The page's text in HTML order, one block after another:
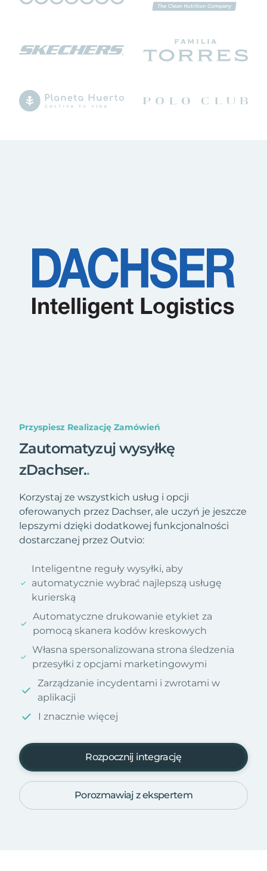
Przyspiesz Realizację Zamówień
Zautomatyzuj wysyłkę
zDachser..
Korzystaj ze wszystkich usług i opcji
oferowanych przez Dachser, ale uczyń je jeszcze
lepszymi dzięki dodatkowej funkcjonalności
dostarczanej przez Outvio:
Inteligentne reguły wysyłki, aby
automatycznie wybrać najlepszą usługę
kurierską
Automatyczne drukowanie etykiet za
pomocą skanera kodów kreskowych
Własna spersonalizowana strona śledzenia
przesyłki z opcjami marketingowymi
Zarządzanie incydentami i zwrotami w
aplikacji
I znacznie więcej
Rozpocznij integrację
Porozmawiaj z ekspertem